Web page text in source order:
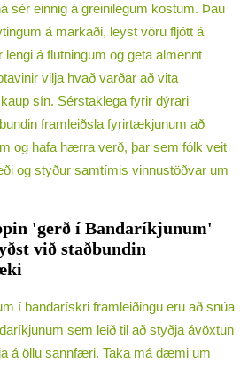
sér einnig á greinilegum kostum. Þau
á markaði, leyst vöru fljótt á
á flutningum og geta almennt
vilja hvað varðar að vita
sín. Sérstaklega fyrir dýrari
framleiðsla fyrirtækjunum að
og hafa hærra verð, þar sem fólk veit
og styður samtímis vinnustöðvar um
'gerð í Bandaríkjunum'
við staðbundin
í bandarískri framleiðingu eru að snúa
sem leið til að styðja ávöxtun
á öllu sannfæri. Taka má dæmi um